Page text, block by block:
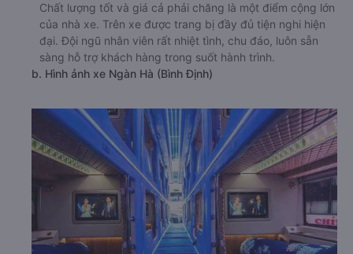
Chất lượng tốt và giá cả phải chăng là một điểm cộng lớn
của nhà xe. Trên xe được trang bị đầy đủ tiện nghi hiện
đại. Đội ngũ nhân viên rất nhiệt tình, chu đáo, luôn sẵn
sàng hỗ trợ khách hàng trong suốt hành trình.
b. Hình ảnh xe Ngàn Hà (Bình Định)